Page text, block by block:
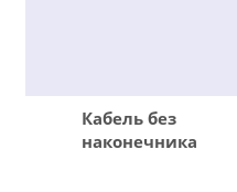
Кабель без
наконечника